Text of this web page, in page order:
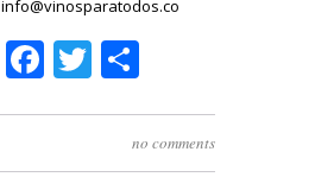
info@vinosparatodos.co
Facebook
Twitter
no comments